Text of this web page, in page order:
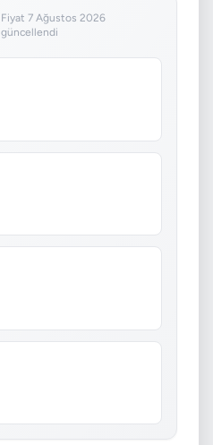
Fiyat 7 Ağustos 2026
güncellendi